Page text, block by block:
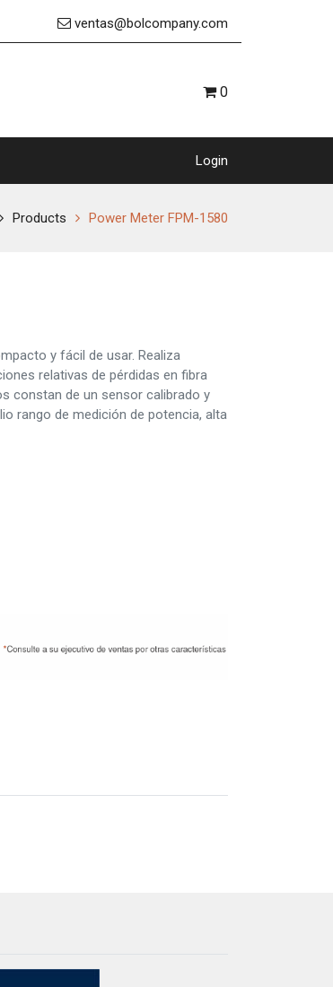
ventas@bolcompany.com
0
Login
Products Power Meter FPM-1580
y fácil de usar. Realiza
relativas de pérdidas en fibra
constan de un sensor calibrado y
rango de medición de potencia, alta